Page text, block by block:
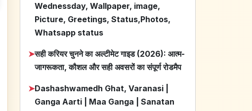
Wednessday, Wallpaper, image,
Picture, Greetings, Status,Photos,
Whatsapp status
➤सही करियर चुनने का अल्टीमेट गाइड (2026): आत्म-
जागरूकता, कौशल और सही अवसरों का संपूर्ण रोडमैप
➤Dashashwamedh Ghat, Varanasi |
Ganga Aarti | Maa Ganga | Sanatan